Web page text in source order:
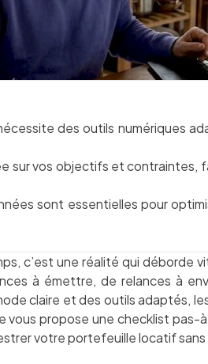
des outils numériques
sur vos objectifs et contraintes,
sont essentielles pour
c’est une réalité qui déborde
à émettre, de relances à
claire et des outils adaptés,
propose une checklist pas-
votre portefeuille locatif sans